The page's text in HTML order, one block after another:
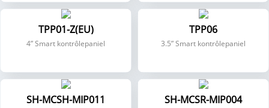
TPP01-Z(EU)
4” Smart kontrôlepaniel
TPP06
3.5” Smart kontrôlepaniel
SH-MCSH-MIP011 SH-MCSR-MIP004